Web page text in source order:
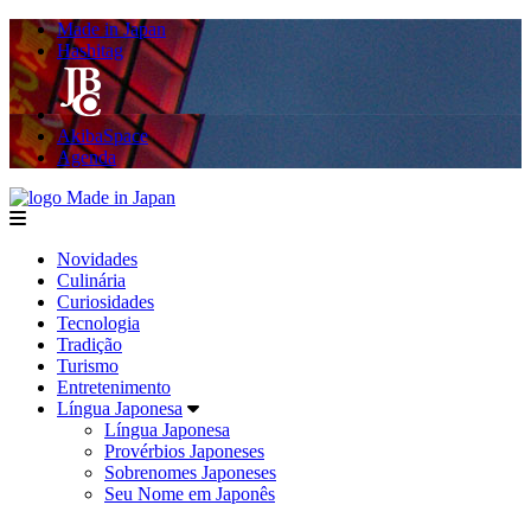
Made in Japan
Hashitag
AkibaSpace
Agenda
menu
Novidades
Culinária
Curiosidades
Tecnologia
Tradição
Turismo
Entretenimento
Língua Japonesa
Língua Japonesa
Provérbios Japoneses
Sobrenomes Japoneses
Seu Nome em Japonês